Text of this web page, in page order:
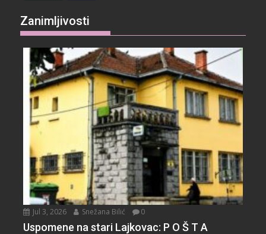
Zanimljivosti
Jul 3, 2026 Snežana Bilić 0
Uspomene na stari Lajkovac: P O Š T A